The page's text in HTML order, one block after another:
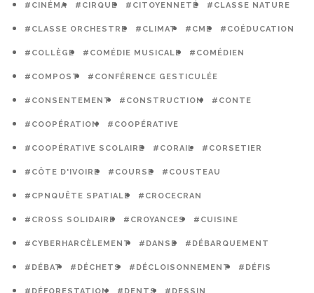
#CINÉMA #CIRQUE #CITOYENNETÉ #CLASSE NATURE
#CLASSE ORCHESTRE #CLIMAT #CME #COÉDUCATION
#COLLÈGE #COMÉDIE MUSICALE #COMÉDIEN
#COMPOST #CONFÉRENCE GESTICULÉE
#CONSENTEMENT #CONSTRUCTION #CONTE
#COOPÉRATION #COOPÉRATIVE
#COOPÉRATIVE SCOLAIRE #CORAIL #CORSETIER
#CÔTE D'IVOIRE #COURSE #COUSTEAU
#CPNQUÊTE SPATIALE #CROCECRAN
#CROSS SOLIDAIRE #CROYANCES #CUISINE
#CYBERHARCÈLEMENT #DANSE #DÉBARQUEMENT
#DÉBAT #DÉCHETS #DÉCLOISONNEMENT #DÉFIS
#DÉFORESTATION #DENTS #DESSIN